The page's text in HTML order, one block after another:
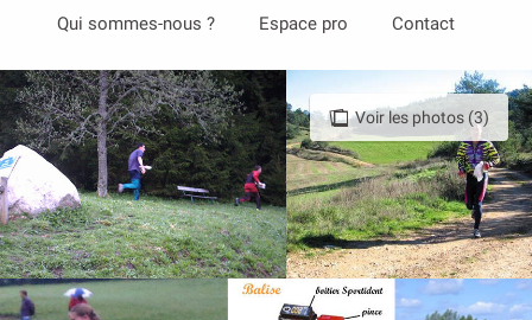
contenu
principal
Qui sommes-nous ? Espace pro Contact
Voir les photos (3)